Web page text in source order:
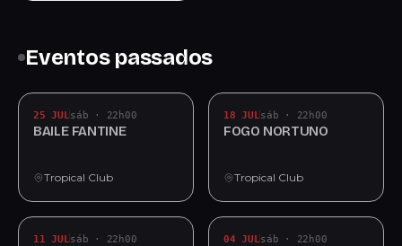
Eventos passados
25 JULsáb · 22h00
BAILE FANTINE
Tropical Club
18 JULsáb · 22h00
FOGO NORTUNO
Tropical Club
11 JULsáb · 22h00 04 JULsáb · 22h00